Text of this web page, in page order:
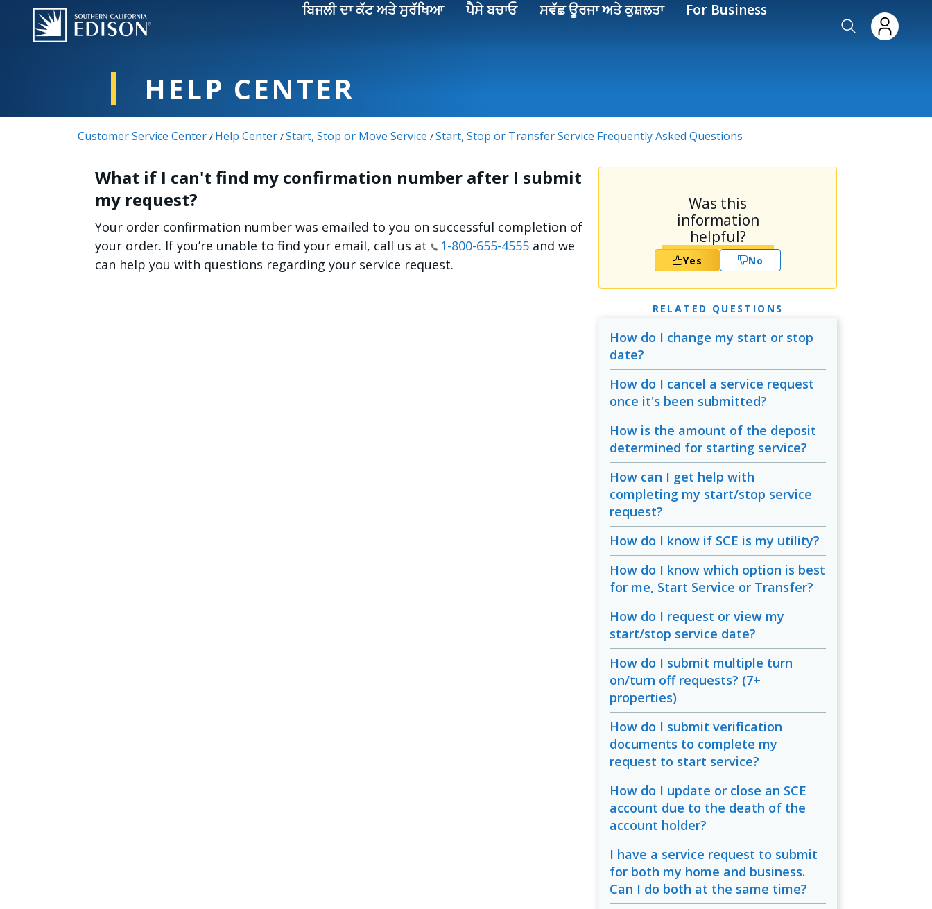
Skip to main content ਬਿਜਲੀ ਦਾ ਕੱਟ ਅਤੇ ਸੁਰੱਖਿਆ ਪੈਸੇ ਬਚਾਓ ਸਵੱਛ ਊਰਜਾ ਅਤੇ ਕੁਸ਼ਲਤਾ For Business
HELP CENTER
Customer Service Center / Help Center /Start, Stop or Move Service /Start, Stop or Transfer Service Frequently Asked Questions
What if I can't find my confirmation number after I submit
my request?
Your order confirmation number was emailed to you on successful completion of
your order. If you’re unable to find your email, call us at
1-800-655-4555 and we
can help you with questions regarding your service request.
Was this
information
helpful?
Yes No
RELATED QUESTIONS
How do I change my start or stop
date?
How do I cancel a service request
once it's been submitted?
How is the amount of the deposit
determined for starting service?
How can I get help with
completing my start/stop service
request?
How do I know if SCE is my utility?
How do I know which option is best
for me, Start Service or Transfer?
How do I request or view my
start/stop service date?
How do I submit multiple turn
on/turn off requests? (7+
properties)
How do I submit verification
documents to complete my
request to start service?
How do I update or close an SCE
account due to the death of the
account holder?
I have a service request to submit
for both my home and business.
Can I do both at the same time?